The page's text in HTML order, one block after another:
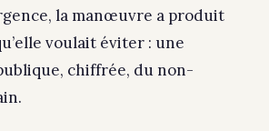
la manœuvre a produit
voulait éviter : une
chiffrée, du non-